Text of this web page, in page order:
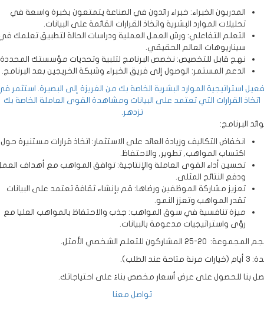
المدربون الخبراء: خبراء رائدون في الصناعة يتمتعون بخبرة واسعة في
تحليلات الموارد البشرية واتخاذ القرارات القائمة على البيانات.
التعلم التفاعلي: ورش العمل العملية ودراسات الحالة لتطبيق تعلمك في
سيناريوهات العالم الحقيقي.
نهج قابل للتخصيص: نخصص البرنامج لتلبية وتحديات مؤسستك المحددة.
الدعم المستمر: الوصول إلى فريق الخبراء وشبكة الخريجين بعد البرنامج.
استراتيجية الموارد البشرية الخاصة بك من الغريزة إلى البصيرة. استثمر في
القرارات التي تعتمد على البيانات ومشاهدة القوى العاملة الخاصة بك
تزدهر.
البرنامج:
انخفاض التكاليف وزيادة العائد على الاستثمار: اتخاذ قرارات مستنيرة حول
اكتساب المواهب, تطوير, والاحتفاظ.
تحسين أداء القوى العاملة والإنتاجية: توافق المواهب مع أهداف العمل
ودفع النتائج المثلى.
تعزيز مشاركة الموظفين ورضاها: قم بإنشاء ثقافة تعتمد على البيانات
تقدر المواهب وتعزز النمو.
ميزة تنافسية في سوق المواهب: جذب والاحتفاظ بالمواهب العليا مع
رؤى واستراتيجيات مدعومة بالبيانات.
20-25 المشاركون للتعلم الشخصي الأمثل.
عند الطلب).
بنا للحصول على عرض أسعار مخصص بناءً على احتياجاتك.
تواصل معنا